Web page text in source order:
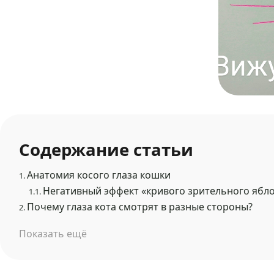
Содержание статьи
1.Анатомия косого глаза кошки
1.1. Негативный эффект «кривого зрительного
2. Почему глаза кота смотрят в разные стороны?
Показать ещё